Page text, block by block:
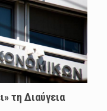
τη Διαύγεια